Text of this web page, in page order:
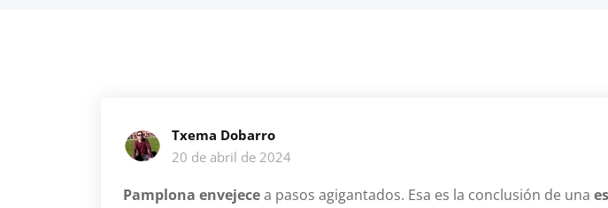
Txema Dobarro
20 de abril de 2024
Pamplona envejecea pasos agigantados. Esa es la conclusión de una